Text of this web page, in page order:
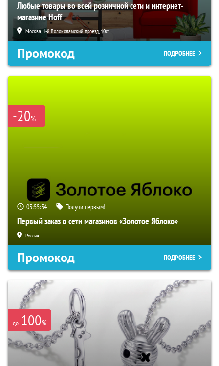
Любые товары во всей розничной сети и интернет-
магазине Hoff
Москва, 1-й Волоколамский проезд, 10с1
Промокод ПОДРОБНЕЕ
-20%
03:55:33 Получи первым!
Первый заказ в сети магазинов «Золотое Яблоко»
Россия
Промокод ПОДРОБНЕЕ
до 100%